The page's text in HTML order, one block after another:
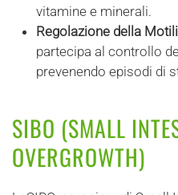
vitamine e minerali.
Regolazione della
partecipa al controllo
prevenendo episodi di
SIBO (SMALL
OVERGROWTH)